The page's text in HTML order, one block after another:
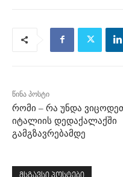
წინა პოსტი
რომი – რა უნდა
იტალიის დედაქალაქში
გამგზავრებამდე